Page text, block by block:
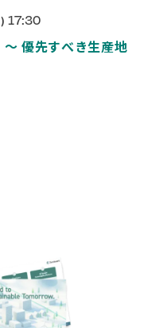
17:30
優先すべき生産地